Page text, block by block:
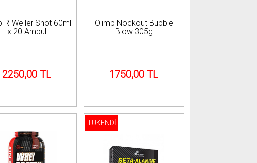
R-Weiler Shot 60ml
x 20 Ampul
2250,00 TL
Olimp Nockout Bubble
Blow 305g
1750,00 TL
TÜKENDİ